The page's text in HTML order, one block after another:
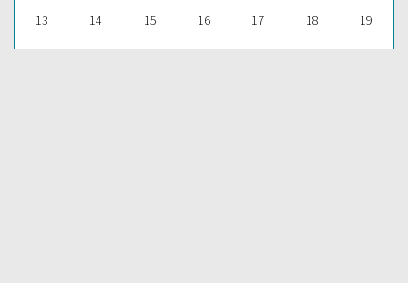
13 14 15 16 17 18 19